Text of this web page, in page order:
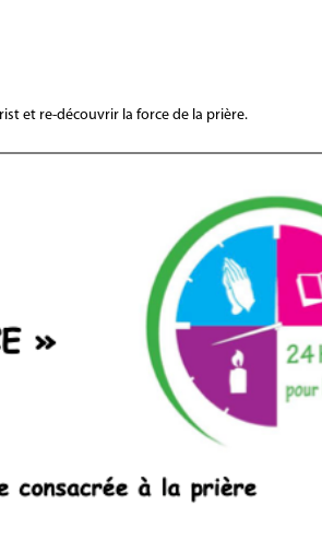
et re-découvrir la force de la prière.